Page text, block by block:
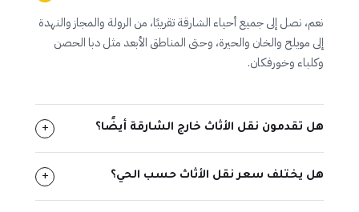
نعم، نصل إلى جميع أحياء الشارقة تقريبًا، من الرولة والمجاز والنهدة
إلى مويلح والخان والحيرة، وحتى المناطق الأبعد مثل دبا الحصن
وكلباء وخورفكان.
هل تقدمون نقل الأثاث خارج الشارقة أيضًا؟ +
هل يختلف سعر نقل الأثاث حسب الحي؟ +